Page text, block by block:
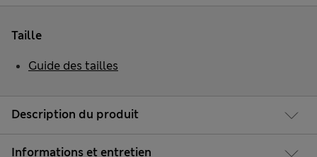
Description du produit
Informations et entretien
Taille
Guide des tailles